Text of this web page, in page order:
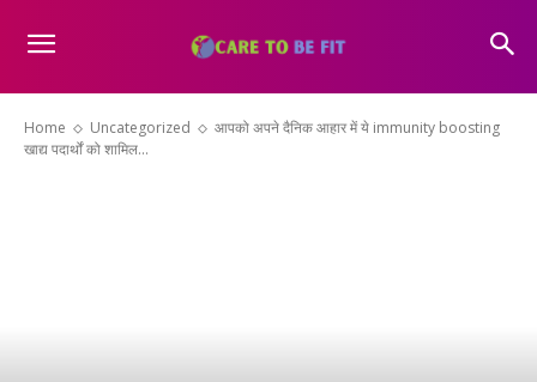
Home Uncategorized
आपको अपने दैनिक आहार में ये immunity boosting
खाद्य पदार्थों को शामिल...